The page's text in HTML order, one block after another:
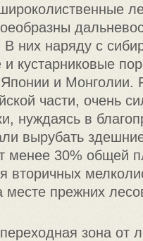
них наряду с
кустарниковые
и Монголии.
части, очень
нуждаясь в
вырубать
менее 30% общей
вторичных
прежних
зона от